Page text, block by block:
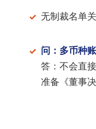
无制裁名单
问：多币种
答：不会直
准备《董事